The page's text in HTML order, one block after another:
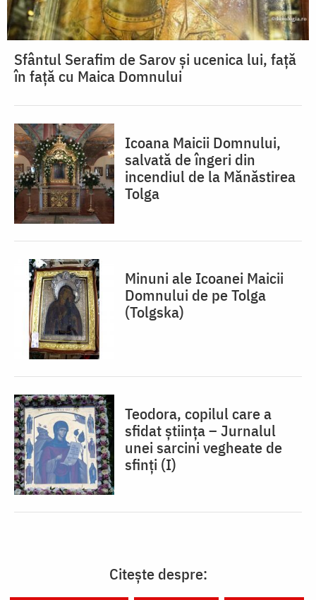
Sfântul Serafim de Sarov și ucenica lui, față
în față cu Maica Domnului
Icoana Maicii Domnului,
salvată de îngeri din
incendiul de la Mănăstirea
Tolga
Minuni ale Icoanei Maicii
Domnului de pe Tolga
(Tolgska)
Teodora, copilul care a
sfidat știința – Jurnalul
unei sarcini vegheate de
sfinți (I)
Citește despre: